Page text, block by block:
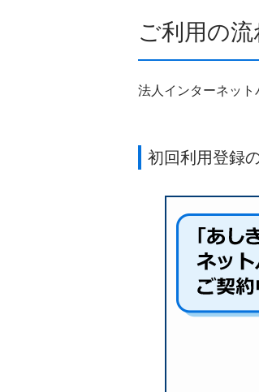
ご利用の流
法人インターネット
初回利用登録